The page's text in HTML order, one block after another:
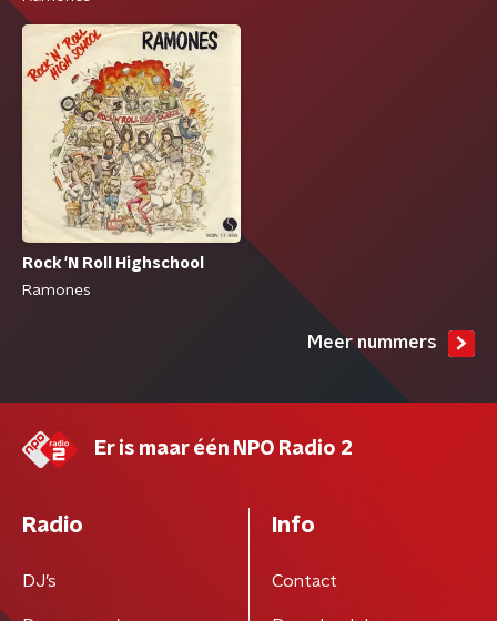
Rock 'N Roll Highschool
Ramones
Meer nummers
Er is maar één NPO Radio 2
Radio
DJ’s
Info
Contact